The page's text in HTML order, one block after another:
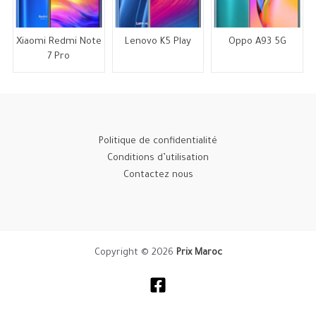
Xiaomi Redmi Note
7 Pro
Lenovo K5 Play Oppo A93 5G
Politique de confidentialité
Conditions d’utilisation
Contactez nous
Copyright © 2026 Prix Maroc